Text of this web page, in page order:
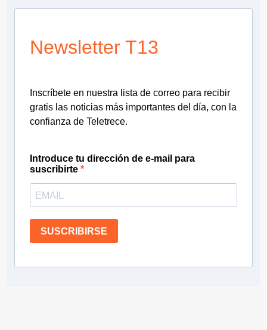
Newsletter T13
Inscríbete en nuestra lista de correo para recibir
gratis las noticias más importantes del día, con la
confianza de Teletrece.
Introduce tu dirección de e-mail para
suscribirte
SUSCRIBIRSE